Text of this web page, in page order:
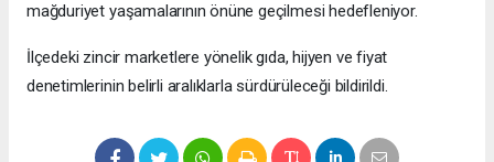
mağduriyet yaşamalarının önüne geçilmesi hedefleniyor.
İlçedeki zincir marketlere yönelik gıda, hijyen ve fiyat
denetimlerinin belirli aralıklarla sürdürüleceği bildirildi.